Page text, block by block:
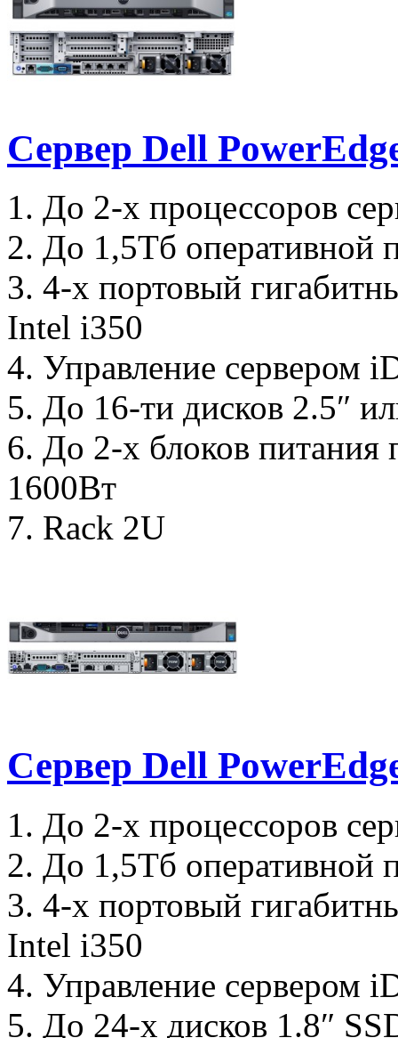
Сервер Dell
1. До 2-х процессоров
2. До 1,5Тб оперативной
3. 4-х портовый
Intel i350
4. Управление сервером
5. До 16-ти дисков 2.5″
6. До 2-х блоков
1600Вт
7. Rack 2U
Сервер Dell
1. До 2-х процессоров
2. До 1,5Тб оперативной
3. 4-х портовый
Intel i350
4. Управление сервером
5. До 24-х дисков 1.8″